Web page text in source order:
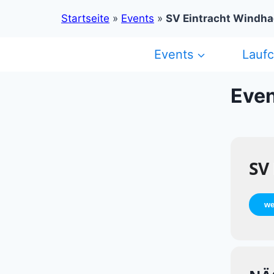
Startseite » Events » SV Eintracht
Events